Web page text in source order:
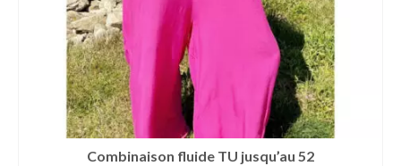
Combinaison fluide TU jusqu’au 52